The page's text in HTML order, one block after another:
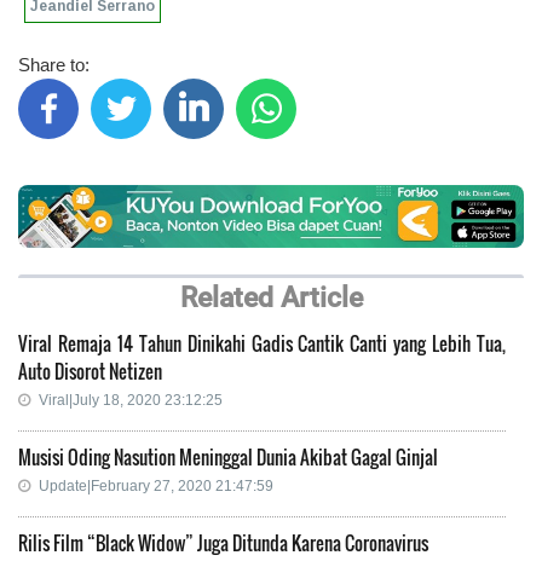
Jeandiel Serrano
Share to:
Related Article
Viral Remaja 14 Tahun Dinikahi Gadis Cantik Canti yang Lebih Tua,
Auto Disorot Netizen
Viral|July 18, 2020 23:12:25
Musisi Oding Nasution Meninggal Dunia Akibat Gagal Ginjal
Update|February 27, 2020 21:47:59
Rilis Film “Black Widow” Juga Ditunda Karena Coronavirus